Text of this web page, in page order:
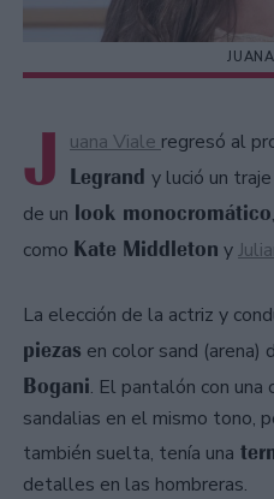
J uana Viale regresó al
Legrand y lució un
de un look monocromático
como Kate Middleton y
La elección de la actriz y
piezas en color sand (arena)
Bogani. El pantalón con una
sandalias en el mismo tono,
también suelta, tenía una
detalles en las hombreras.